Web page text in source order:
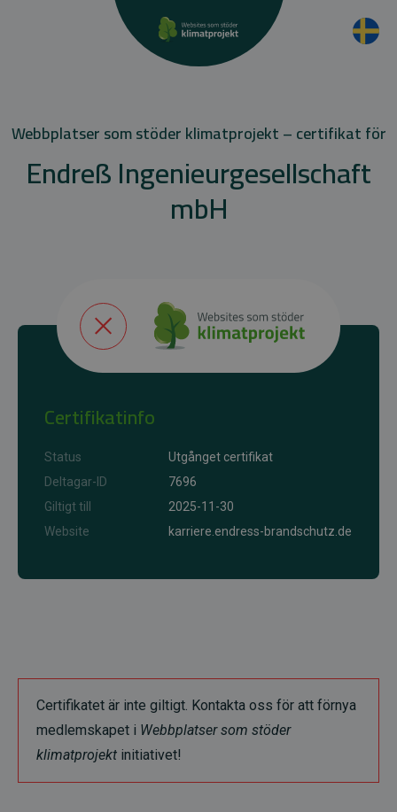
Webbplatser som stöder klimatprojekt – certifikat för
Endreß Ingenieurgesellschaft
mbH
Certifikatinfo
Status
Utgånget certifikat
Deltagar-ID
7696
Giltigt till
2025-11-30
Website
karriere.endress-brandschutz.de
Certifikatet är inte giltigt. Kontakta oss för att förnya
medlemskapet i Webbplatser som stöder
klimatprojekt initiativet!